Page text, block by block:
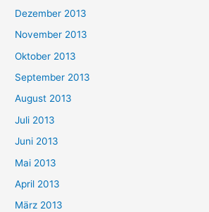
Dezember 2013
November 2013
Oktober 2013
September 2013
August 2013
Juli 2013
Juni 2013
Mai 2013
April 2013
März 2013